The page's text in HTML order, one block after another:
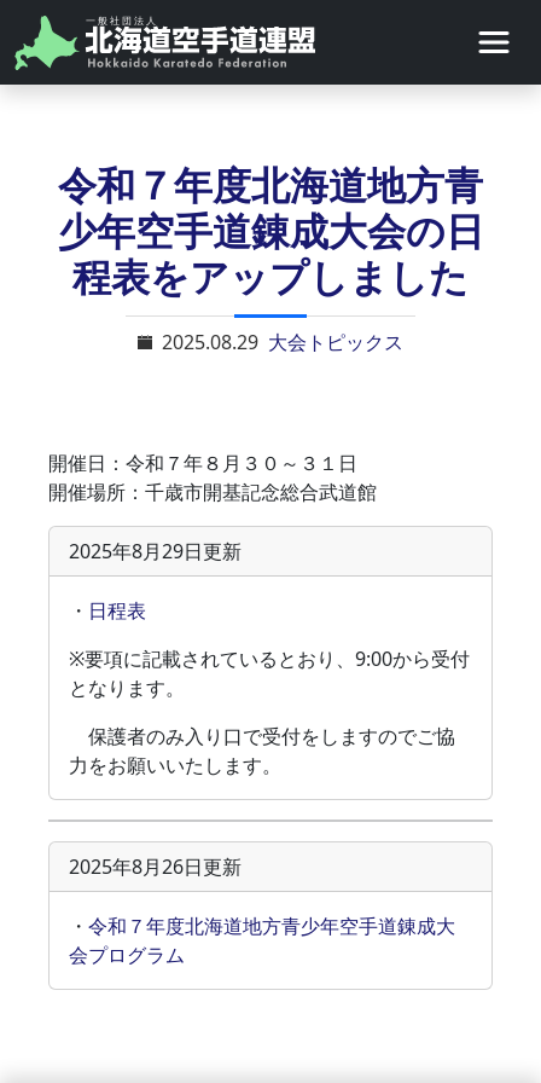
令和７年度北海道地方青
少年空手道錬成大会の日
程表をアップしました
2025.08.29 大会トピックス
開催日：令和７年８月３０～３１日
開催場所：千歳市開基記念総合武道館
2025年8月29日更新
・ 日程表
※要項に記載されているとおり、9:00から受付
となります。
保護者のみ入り口で受付をしますのでご協
力をお願いいたします。
2025年8月26日更新
・ 令和７年度北海道地方青少年空手道錬成大
会プログラム